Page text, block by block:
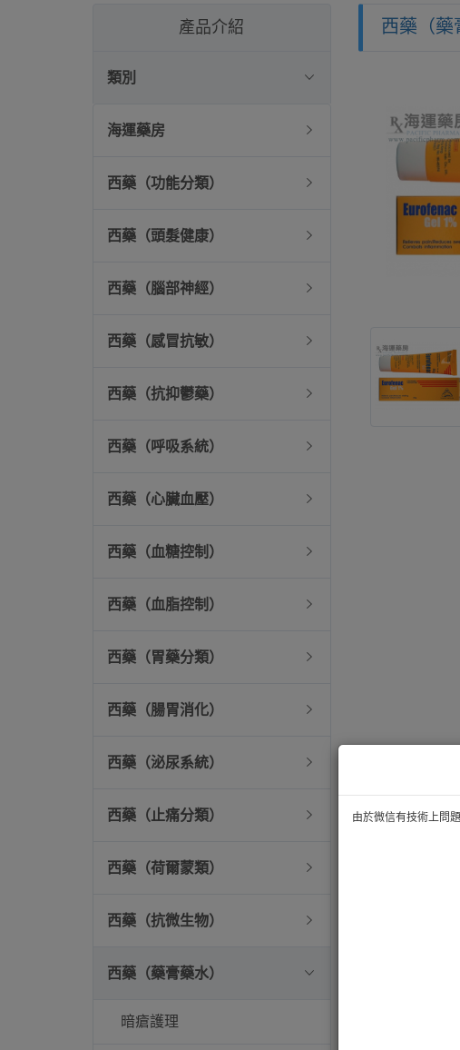
由於微信有技術上問
產品介紹
類別
海運藥房
西藥（功能分類）
西藥（頭髮健康）
西藥（腦部神經）
西藥（感冒抗敏）
西藥（抗抑鬱藥）
西藥（呼吸系統）
西藥（心臟血壓）
西藥（血糖控制）
西藥（血脂控制）
西藥（胃藥分類）
西藥（腸胃消化）
西藥（泌尿系統）
西藥（止痛分類）
西藥（荷爾蒙類）
西藥（抗微生物）
西藥（藥膏藥水）
暗瘡護理
西藥（藥